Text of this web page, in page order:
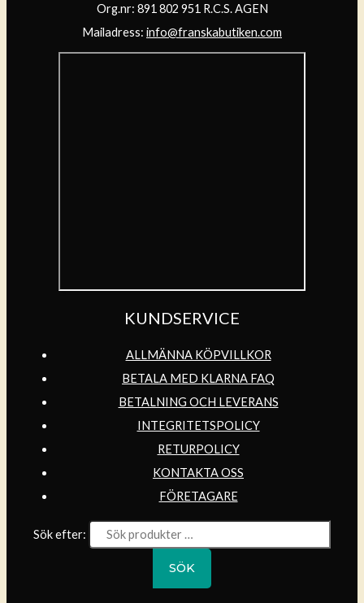
Org.nr: 891 802 951 R.C.S. AGEN
Mailadress: info@franskabutiken.com
KUNDSERVICE
ALLMÄNNA KÖPVILLKOR
BETALA MED KLARNA FAQ
BETALNING OCH LEVERANS
INTEGRITETSPOLICY
RETURPOLICY
KONTAKTA OSS
FÖRETAGARE
Sök efter:
SÖK